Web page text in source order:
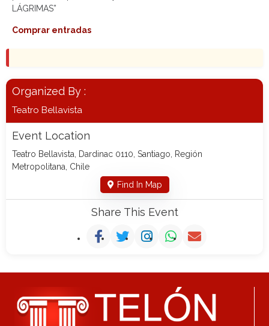
LÁGRIMAS”
Comprar entradas
Organized By :
Teatro Bellavista
Event Location
Teatro Bellavista, Dardinac 0110, Santiago, Región
Metropolitana, Chile
Find In Map
Share This Event